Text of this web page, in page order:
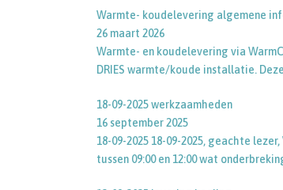
Warmte- koudelevering algemene
26 maart 2026
Warmte- en koudelevering via
DRIES warmte/koude installatie.
18-09-2025 werkzaamheden
16 september 2025
18-09-2025 18-09-2025, geachte
tussen 09:00 en 12:00 wat